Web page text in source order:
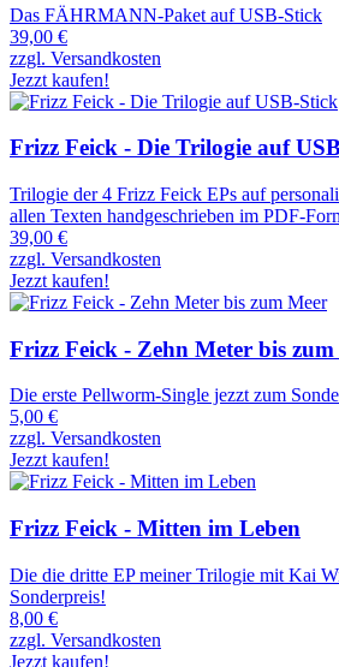
Das FÄHRMANN-Paket auf USB-Stick
39,00 €
zzgl. Versandkosten
Jezzt kaufen!
Frizz Feick - Die Trilogie auf
Trilogie der 4 Frizz Feick EPs auf
allen Texten handgeschrieben im PDF-
39,00 €
zzgl. Versandkosten
Jezzt kaufen!
Frizz Feick - Zehn Meter bis
Die erste Pellworm-Single jezzt zum
5,00 €
zzgl. Versandkosten
Jezzt kaufen!
Frizz Feick - Mitten im Leben
Die die dritte EP meiner Trilogie mit Kai
Sonderpreis!
8,00 €
zzgl. Versandkosten
Jezzt kaufen!